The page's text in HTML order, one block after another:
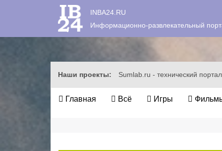
INBA24.RU
Информационно-развлекательный
Наши проекты: Sumlab.ru - технический портал
Главная Всё Игры